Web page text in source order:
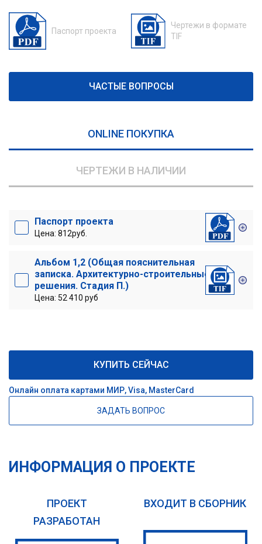
Паспорт проекта
Чертежи в формате
TIF
ЧАСТЫЕ ВОПРОСЫ
ONLINE ПОКУПКА
ЧЕРТЕЖИ В НАЛИЧИИ
Паспорт проекта
Цена: 812руб.
Альбом 1,2 (Общая пояснительная
записка. Архитектурно-строительные
решения. Стадия П.)
Цена: 52 410 руб
КУПИТЬ СЕЙЧАС
Онлайн оплата картами МИР, Visa, MasterCard
ЗАДАТЬ ВОПРОС
ИНФОРМАЦИЯ О ПРОЕКТЕ
ПРОЕКТ
РАЗРАБОТАН
ВХОДИТ В СБОРНИК